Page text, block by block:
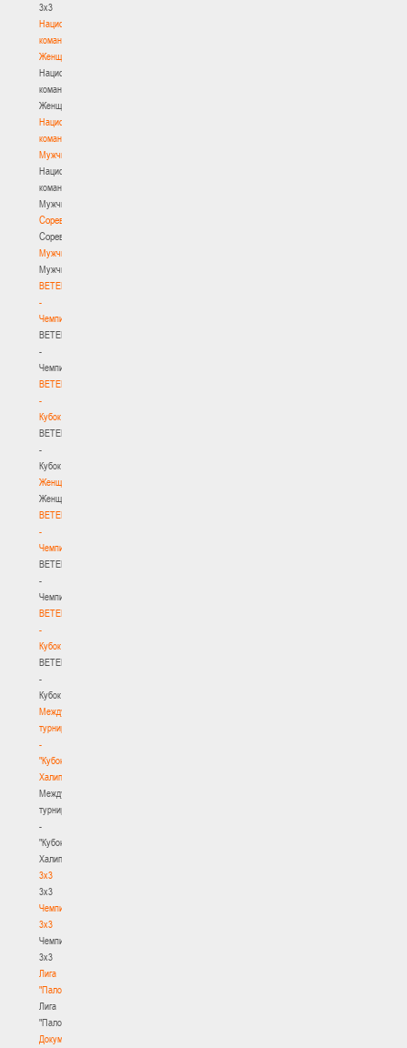
3х3
Национальная
команда.
Женщины
Национальная
команда.
Женщины
Национальная
команда.
Мужчины
Национальная
команда.
Мужчины
Соревнования
Соревнования
Мужчины
Мужчины
BETERA
-
Чемпионат
BETERA
-
Чемпионат
BETERA
-
Кубок
BETERA
-
Кубок
Женщины
Женщины
BETERA
-
Чемпионат
BETERA
-
Чемпионат
BETERA
-
Кубок
BETERA
-
Кубок
Международный
турнир
-
"Кубок
Халипского"
Международный
турнир
-
"Кубок
Халипского"
3x3
3x3
Чемпионат
3х3
Чемпионат
3х3
Лига
"Палова"
Лига
"Палова"
Документы